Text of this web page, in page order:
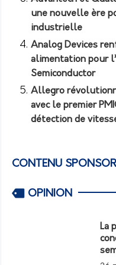
une nouvelle ère
industrielle
Analog Devices
alimentation pour
Semiconductor
Allegro
avec le premier
détection de
CONTENU
OPINION
La